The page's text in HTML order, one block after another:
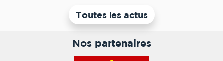
Toutes les actus
Nos partenaires